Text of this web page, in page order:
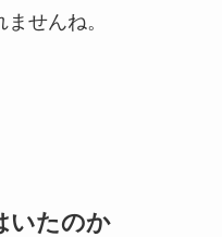
せんね。
いたのか